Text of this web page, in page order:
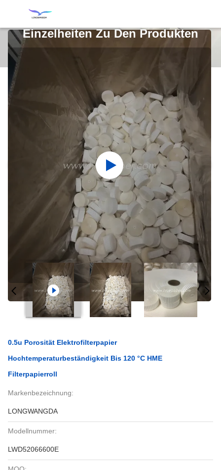
Einzelheiten Zu Den Produkten
0.5u Porosität Elektrofilterpapier
Hochtemperaturbeständigkeit Bis 120 °C HME
Filterpapierroll
Markenbezeichnung:
LONGWANGDA
Modellnummer:
LWD52066600E